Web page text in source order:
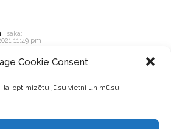
Cookie Consent
lai optimizētu jūsu vietni un mūsu
saka:
11:49 pm
savu tējas sēni. Rīt 6.diena un
viss ir lejams ārā un skūbijs arī